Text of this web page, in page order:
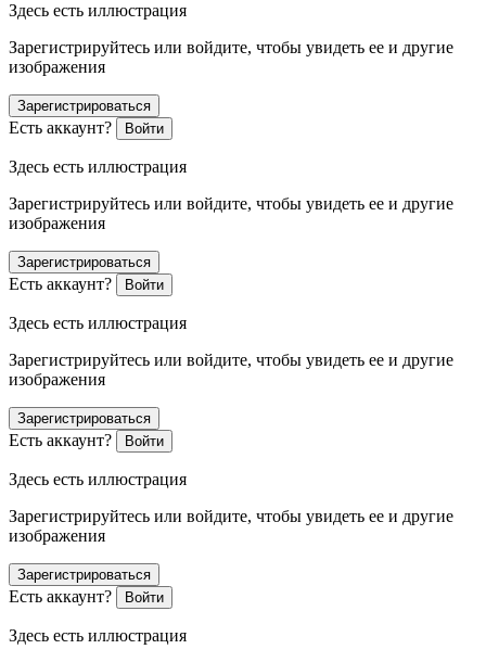
Здесь есть иллюстрация
Зарегистрируйтесь или войдите, чтобы увидеть ее и другие
изображения
Зарегистрироваться
Есть аккаунт? Войти
Здесь есть иллюстрация
Зарегистрируйтесь или войдите, чтобы увидеть ее и другие
изображения
Зарегистрироваться
Есть аккаунт? Войти
Здесь есть иллюстрация
Зарегистрируйтесь или войдите, чтобы увидеть ее и другие
изображения
Зарегистрироваться
Есть аккаунт? Войти
Здесь есть иллюстрация
Зарегистрируйтесь или войдите, чтобы увидеть ее и другие
изображения
Зарегистрироваться
Есть аккаунт? Войти
Здесь есть иллюстрация